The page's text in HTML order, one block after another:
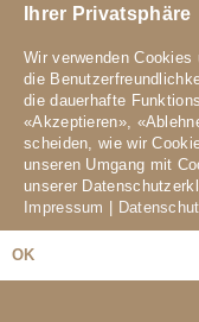
Ihrer Privatsphäre
Wir verwenden Cookies
die
die dauer­hafte
«Akzeptieren»,
scheiden, wie wir
unseren Umgang mit
unserer
Impressum
OK